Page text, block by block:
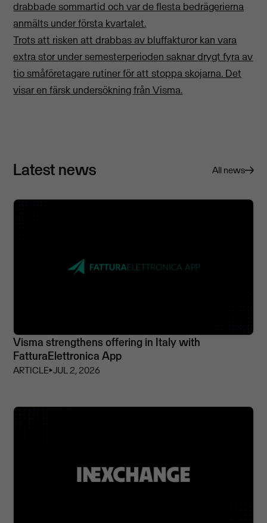
drabbade sommartid och var de flesta bedrägerierna
anmälts under första kvartalet.
Trots att risken att drabbas av bluffakturor kan vara
extra stor under semesterperioden saknar drygt fyra av
tio småföretagare rutiner för att stoppa skojarna. Det
visar en färsk undersökning från Visma.
Latest news All news
Visma strengthens offering in Italy with
FatturaElettronica App
ARTICLE⏵JUL 2, 2026